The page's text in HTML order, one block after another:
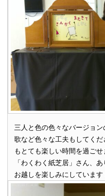
三人と色の色々なバージョ
歌など色々な工夫もしてく
もとても楽しい時間を過ごせ
「わくわく紙芝居」さん、
お越しを楽しみにしています